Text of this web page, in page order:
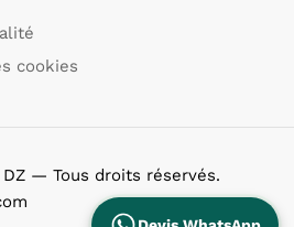
cookies
DZ — Tous droits réservés.